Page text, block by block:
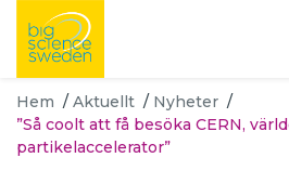
Hem / Aktuellt / Nyheter /
”Så coolt att få besöka CERN,
partikelaccelerator”